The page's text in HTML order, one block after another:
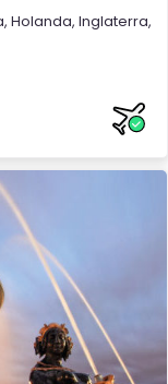
, Holanda, Inglaterra,